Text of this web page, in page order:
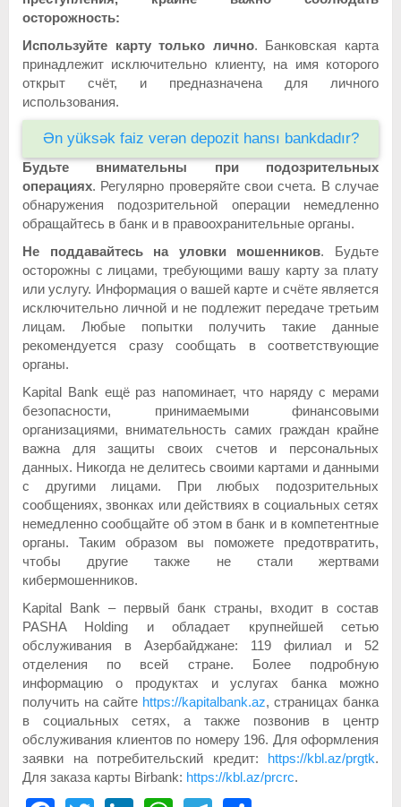
осторожность:
Используйте карту только лично. Банковская карта
принадлежит исключительно клиенту, на имя которого
открыт счёт, и предназначена для личного
использования.
Ən yüksək faiz verən depozit hansı bankdadır?
Будьте внимательны при подозрительных
операциях. Регулярно проверяйте свои счета. В случае
обнаружения подозрительной операции немедленно
обращайтесь в банк и в правоохранительные органы.
Не поддавайтесь на уловки мошенников. Будьте
осторожны с лицами, требующими вашу карту за плату
или услугу. Информация о вашей карте и счёте является
исключительно личной и не подлежит передаче третьим
лицам. Любые попытки получить такие данные
рекомендуется сразу сообщать в соответствующие
органы.
Kapital Bank ещё раз напоминает, что наряду с мерами
безопасности, принимаемыми финансовыми
организациями, внимательность самих граждан крайне
важна для защиты своих счетов и персональных
данных. Никогда не делитесь своими картами и данными
с другими лицами. При любых подозрительных
сообщениях, звонках или действиях в социальных сетях
немедленно сообщайте об этом в банк и в компетентные
органы. Таким образом вы поможете предотвратить,
чтобы другие также не стали жертвами
кибермошенников.
Kapital Bank – первый банк страны, входит в состав
PASHA Holding и обладает крупнейшей сетью
обслуживания в Азербайджане: 119 филиал и 52
отделения по всей стране. Более подробную
информацию о продуктах и услугах банка можно
получить на сайте https://kapitalbank.az, страницах банка
в социальных сетях, а также позвонив в центр
обслуживания клиентов по номеру 196. Для оформления
заявки на потребительский кредит:
https://kbl.az/prgtk.
Для заказа карты Birbank: https://kbl.az/prcrc.